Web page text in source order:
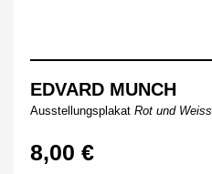
EDVARD MUNCH
Ausstellungsplakat Rot und Weiss
8,00 €